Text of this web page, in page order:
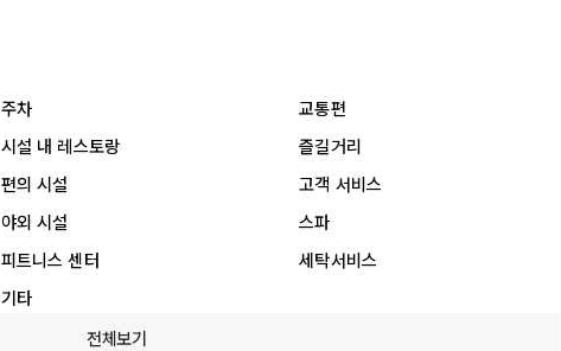
주차
교통편
시설 내 레스토랑
즐길거리
편의 시설
고객 서비스
야외 시설
스파
피트니스 센터
세탁서비스
기타
전체보기